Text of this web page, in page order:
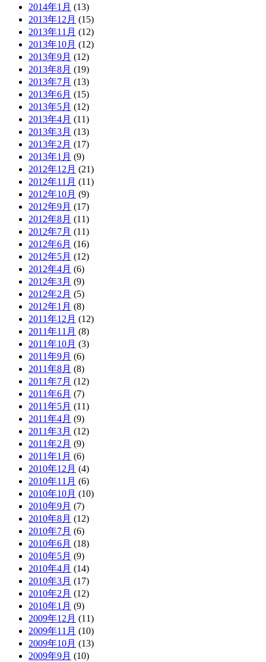
2014年1月 (13)
2013年12月 (15)
2013年11月 (12)
2013年10月 (12)
2013年9月 (12)
2013年8月 (19)
2013年7月 (13)
2013年6月 (15)
2013年5月 (12)
2013年4月 (11)
2013年3月 (13)
2013年2月 (17)
2013年1月 (9)
2012年12月 (21)
2012年11月 (11)
2012年10月 (9)
2012年9月 (17)
2012年8月 (11)
2012年7月 (11)
2012年6月 (16)
2012年5月 (12)
2012年4月 (6)
2012年3月 (9)
2012年2月 (5)
2012年1月 (8)
2011年12月 (12)
2011年11月 (8)
2011年10月 (3)
2011年9月 (6)
2011年8月 (8)
2011年7月 (12)
2011年6月 (7)
2011年5月 (11)
2011年4月 (9)
2011年3月 (12)
2011年2月 (9)
2011年1月 (6)
2010年12月 (4)
2010年11月 (6)
2010年10月 (10)
2010年9月 (7)
2010年8月 (12)
2010年7月 (6)
2010年6月 (18)
2010年5月 (9)
2010年4月 (14)
2010年3月 (17)
2010年2月 (12)
2010年1月 (9)
2009年12月 (11)
2009年11月 (10)
2009年10月 (13)
2009年9月 (10)